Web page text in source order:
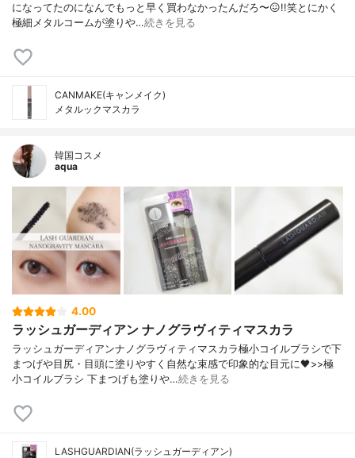
になってたのになんでもっと早く買わなかったんだろ〜😖!!笑⁡⁡とにかく
極細メタルコームが塗りや…続きを見る
CANMAKE(キャンメイク)
メタルックマスカラ
韓国コスメ
aqua
4.00
ラッシュガーディアン ナノグラヴィティマスカラ
ラッシュガーディアンナノグラヴィティマスカラ極小コイルブラシで下
まつげや目尻・目頭に塗りやすく自然な束感で印象的な目元に🖤>>極
小コイルブラシ 下まつげも塗りや…続きを見る
LASHGUARDIAN(ラッシュガーディアン)